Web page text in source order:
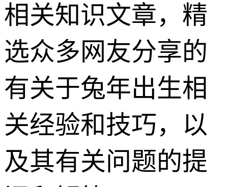
相关知识文章，精
选众多网友分享的
有关于兔年出生相
关经验和技巧，以
及其有关问题的提